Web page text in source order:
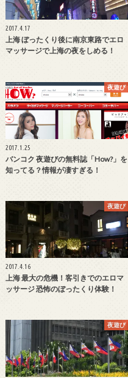
2017.4.17
上海 ぼったくり後に南京東路でエロ
マッサージで上海の夜をしめる！
夜遊び
2017.1.25
バンコク 夜遊びの無料誌「How?」を
知ってる？情報が凄すぎる！
夜遊び
2017.4.16
上海 最大の危機！客引きでのエロマ
ッサージ 恐怖のぼったくり体験！
夜遊び